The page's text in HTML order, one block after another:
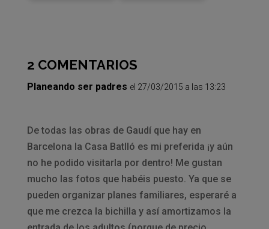
2 COMENTARIOS
Planeando ser padres el 27/03/2015 a las 13:23
De todas las obras de Gaudí que hay en
Barcelona la Casa Batlló es mi preferida ¡y aún
no he podido visitarla por dentro! Me gustan
mucho las fotos que habéis puesto. Ya que se
pueden organizar planes familiares, esperaré a
que me crezca la bichilla y así amortizamos la